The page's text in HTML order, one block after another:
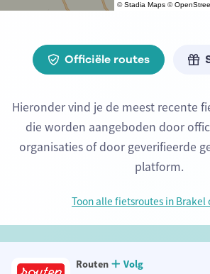
©Stadia Maps ©
Officiële routes
Hieronder vind je de meest recente
die worden aangeboden door
organisaties of door geverifieerde
platform.
Toon alle fietsroutes in Brakel
Routen
Volg